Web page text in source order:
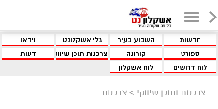
חדשות השבוע בעיר גלי אשקלונט
וידאו
ספורט
קורונה צרכנות תוכן שיווקי
דעות
לוח דרושים
לוח אשקלון
צרכנות ותוכן שיווקי > צרכנות